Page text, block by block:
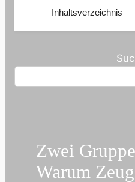
Inhaltsverzeichnis
Zwei
Warum